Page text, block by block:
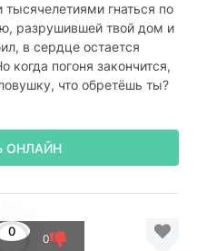
тысячелетиями гнаться по
разрушившей твой дом и
в сердце остается
погоня закончится,
что обретёшь ты?
ОНЛАЙН
0
0